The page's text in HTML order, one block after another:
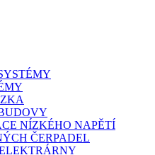
NÍZKÉHO NAPĚTÍ
ČERPADEL